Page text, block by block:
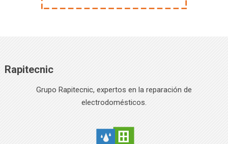
Rapitecnic
Grupo Rapitecnic, expertos en la reparación de
electrodomésticos.